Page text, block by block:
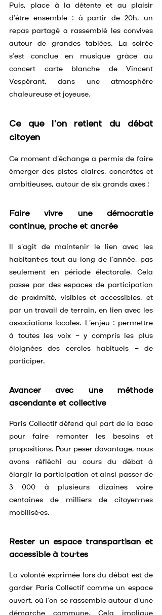
Puis, place à la détente et au plaisir
d’être ensemble : à partir de 20h, un
repas partagé a rassemblé les convives
autour de grandes tablées. La soirée
s’est conclue en musique grâce au
concert carte blanche de Vincent
Vespérant, dans une atmosphère
chaleureuse et joyeuse.
Ce que l’on retient du débat
citoyen
Ce moment d’échange a permis de faire
émerger des pistes claires, concrètes et
ambitieuses, autour de six grands axes :
Faire vivre une démocratie
continue, proche et ancrée
Il s’agit de maintenir le lien avec les
habitant·es tout au long de l’année, pas
seulement en période électorale. Cela
passe par des espaces de participation
de proximité, visibles et accessibles, et
par un travail de terrain, en lien avec les
associations locales. L’enjeu : permettre
à toutes les voix — y compris les plus
éloignées des cercles habituels — de
participer.
Avancer avec une méthode
ascendante et collective
Paris Collectif défend qui part de la base
pour faire remonter les besoins et
propositions. Pour peser davantage, nous
avons réfléchi au cours du débat à
élargir la participation et ainsi passer de
3 000 à plusieurs dizaines voire
centaines de milliers de citoyen·nes
mobilisé·es.
Rester un espace transpartisan et
accessible à tou·tes
La volonté exprimée lors du débat est de
garder Paris Collectif comme un espace
ouvert, où l’on se rassemble autour d’une